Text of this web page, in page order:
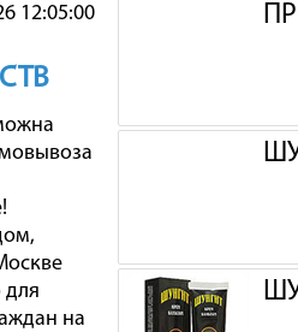
12:05:00
для
на